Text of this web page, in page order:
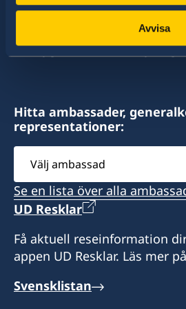
Avvisa
Fax:
Sveriges honorära
Tomášikova 30
821 01 Bratislava
Slovakien
Öppettider: onsdagar 12.00-
Konsulatet har inte
sig ordinarie pass, nationellt
provisoriskt pass.
av dessa stater har Sverige
konsulat. Sveriges
av drygt 100
Hitta ambassader,
representationer:
Välj
ambassad
Se en lista över alla
UD Resklar
Få aktuell reseinformation
appen UD Resklar. Läs mer
Svensklistan